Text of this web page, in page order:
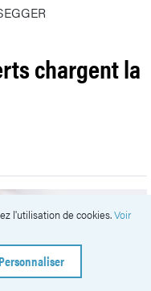
chargent la
l'utilisation de cookies.Voir
Personnaliser